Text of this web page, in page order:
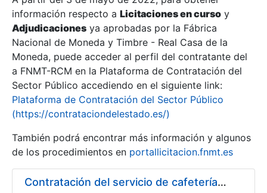
Show/Hide
información respecto a Licitaciones en curso y
Adjudicaciones ya aprobadas por la Fábrica
Nacional de Moneda y Timbre - Real Casa de la
Moneda, puede acceder al perfil del contratante del
a FNMT-RCM en la Plataforma de Contratación del
Sector Público accediendo en el siguiente link:
Plataforma de Contratación del Sector Público
(https://contrataciondelestado.es/)
También podrá encontrar más información y algunos
de los procedimientos en portallicitacion.fnmt.es
Contratación del servicio de cafetería-restaurante en la sede de la Fábrica Nacional de Moneda y Timbre - Real Casa de la Moneda